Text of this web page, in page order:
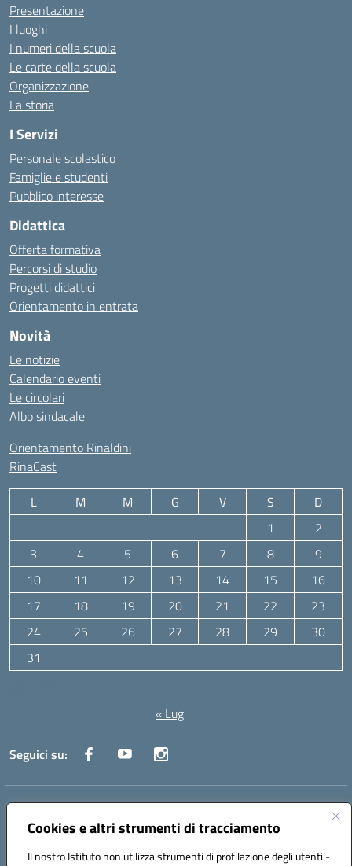
Cookies e altri strumenti di tracciamento
Il nostro Istituto non utilizza strumenti di profilazione degli utenti -
Presentazione
I luoghi
I numeri della scuola
Le carte della scuola
Organizzazione
La storia
I Servizi
Personale scolastico
Famiglie e studenti
Pubblico interesse
Didattica
Offerta formativa
Percorsi di studio
Progetti didattici
Orientamento in entrata
Novità
Le notizie
Calendario eventi
Le circolari
Albo sindacale
Orientamento Rinaldini
RinaCast
L M M G V S
D
1
2
3
4 5 6 7 8
9
10
11 12 13 14 15
16
17
18 19 20 21 22
23
24
25 26 27 28 29
30
31
« Lug
Seguici su:
Indirizzo:Via Canale 1, Ancona
Centralino:071 204723 Email:anpc010006@istruzione.it